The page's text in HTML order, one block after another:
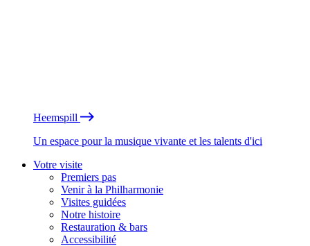
Heemspill
Un espace pour la musique vivante et les talents d'ici
Votre visite
Premiers pas
Venir à la Philharmonie
Visites guidées
Notre histoire
Restauration & bars
Accessibilité